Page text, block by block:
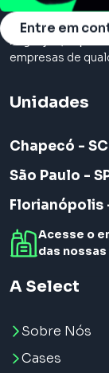
Entre em
Somos a
migração,
empresas de
Unidades
Chapecó - SC
São Paulo -
Florianópolis
Acesse o
das
A Select
Sobre Nós
Cases